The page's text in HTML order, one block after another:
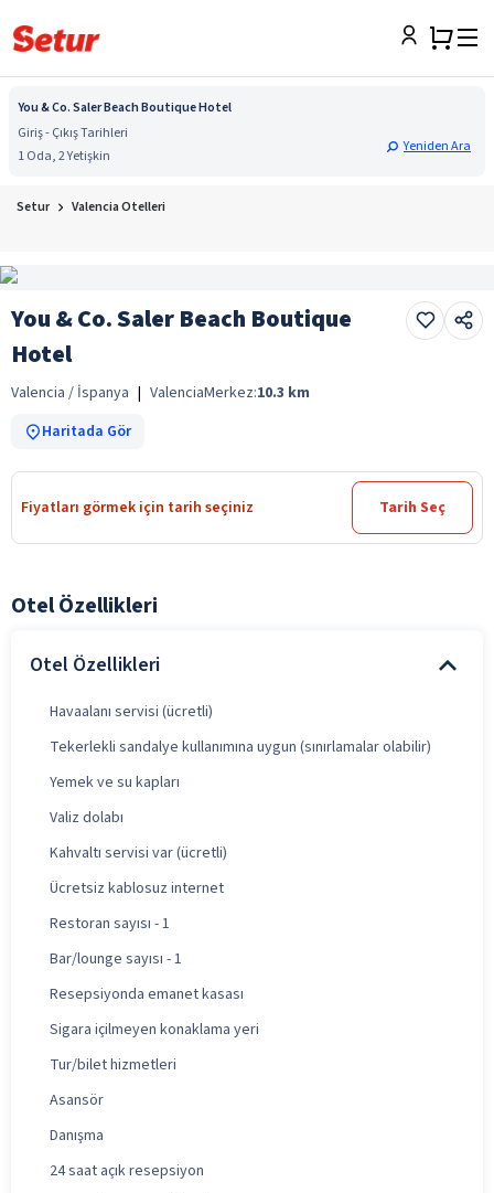
You & Co. Saler Beach Boutique Hotel
Giriş - Çıkış Tarihleri
1 Oda, 2 Yetişkin
Yeniden Ara
Setur Valencia Otelleri
You & Co. Saler Beach Boutique
Hotel
Valencia / İspanya | ValenciaMerkez:10.3 km
Haritada Gör
Fiyatları görmek için tarih seçiniz Tarih Seç
Otel Özellikleri
Otel Özellikleri
Havaalanı servisi (ücretli)
Tekerlekli sandalye kullanımına uygun (sınırlamalar olabilir)
Yemek ve su kapları
Valiz dolabı
Kahvaltı servisi var (ücretli)
Ücretsiz kablosuz internet
Restoran sayısı - 1
Bar/lounge sayısı - 1
Resepsiyonda emanet kasası
Sigara içilmeyen konaklama yeri
Tur/bilet hizmetleri
Asansör
Danışma
24 saat açık resepsiyon